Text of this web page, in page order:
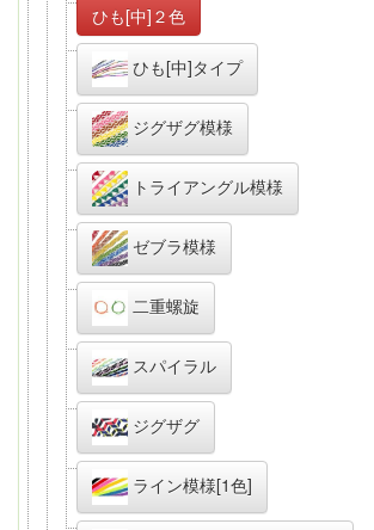
ひも[中]２色
ひも[中]タイプ
ジグザグ模様
トライアングル模様
ゼブラ模様
二重螺旋
スパイラル
ジグザグ
ライン模様[1色]